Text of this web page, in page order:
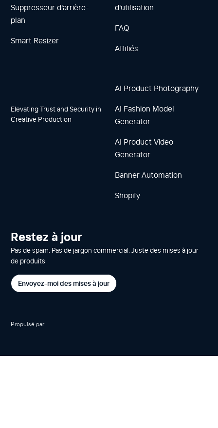
Suppresseur d'arrière-
plan
Smart Resizer
AI Product Photography
AI Fashion Model
Generator
AI Product Video
Generator
Banner Automation
Shopify
d'utilisation
FAQ
Affiliés
Elevating Trust and Security in
Creative Production
Restez à jour
Pas de spam. Pas de jargon commercial. Juste des mises à jour
de produits
Envoyez-moi des mises à jour
Propulsé par